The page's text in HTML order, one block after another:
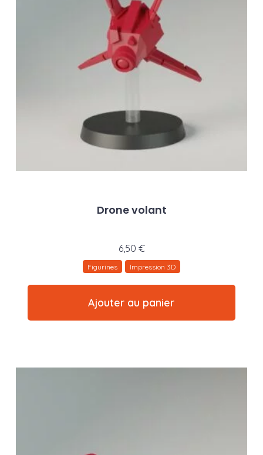
Drone volant
6,50 €
Figurines Impression 3D
Ajouter au panier